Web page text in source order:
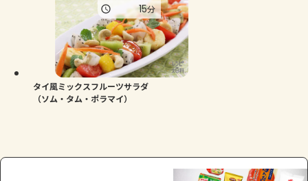
タイ風ミックスフルーツサラダ
（ソム・タム・ポラマイ）
15分